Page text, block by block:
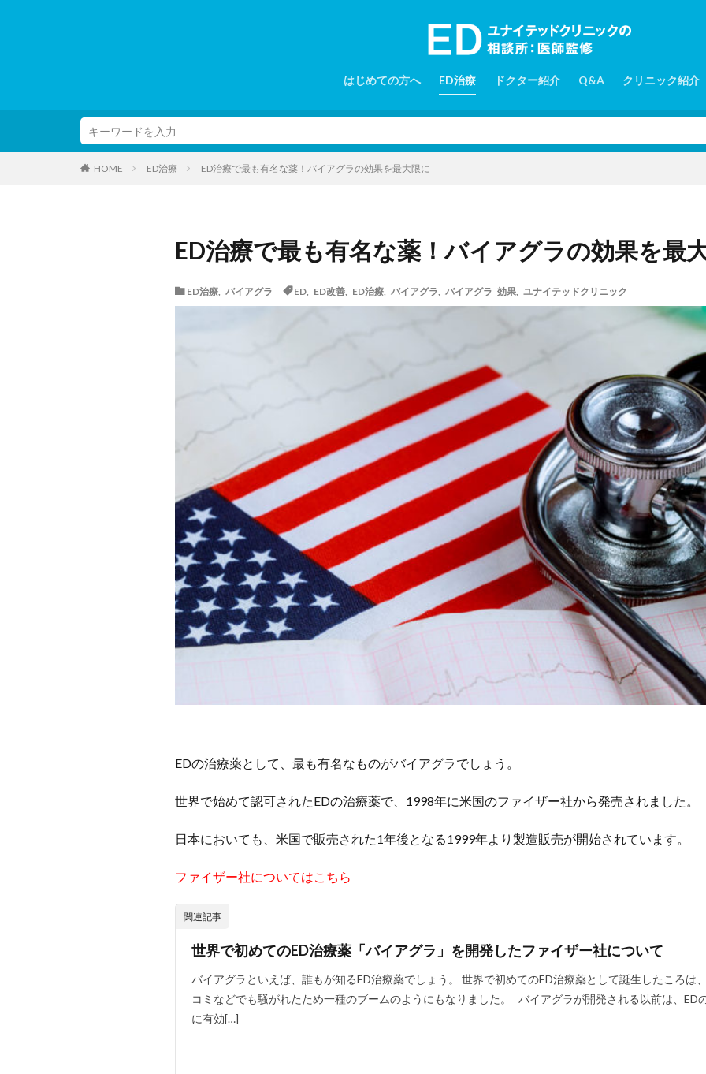
はじめての方へ ED治療 ドクター紹介 Q&A クリニック紹介
HOME ED治療 ED治療で最も有名な薬！バイアグラの効果を最大限に
ED治療で最も有名な薬！バイアグラの効果を最
ED治療, バイアグラ ED ED改善 ED治療 バイアグラ バイアグラ 効果 ユナイテッドクリニック
EDの治療薬として、最も有名なものがバイアグラでしょう。
世界で始めて認可されたEDの治療薬で、1998年に米国のファイザー社から発売されました。
日本においても、米国で販売された1年後となる1999年より製造販売が開始されています。
ファイザー社についてはこちら
関連記事
世界で初めてのED治療薬「バイアグラ」を開発したファイザー社について
バイアグラといえば、誰もが知るED治療薬でしょう。 世界で初めてのED治療薬として誕生したころは
コミなどでも騒がれたため一種のブームのようにもなりました。 バイアグラが開発される以前は、ED
に有効[…]